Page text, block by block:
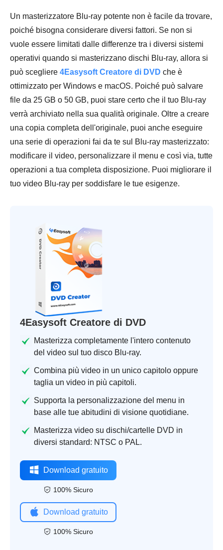
Un masterizzatore Blu-ray potente non è facile da trovare,
poiché bisogna considerare diversi fattori. Se non si
vuole essere limitati dalle differenze tra i diversi sistemi
operativi quando si masterizzano dischi Blu-ray, allora si
può scegliere 4Easysoft Creatore di DVD che è
ottimizzato per Windows e macOS. Poiché può salvare
file da 25 GB o 50 GB, puoi stare certo che il tuo Blu-ray
verrà archiviato nella sua qualità originale. Oltre a creare
una copia completa dell'originale, puoi anche eseguire
una serie di operazioni fai da te sul Blu-ray masterizzato:
modificare il video, personalizzare il menu e così via, tutte
operazioni a tua completa disposizione. Puoi migliorare il
tuo video Blu-ray per soddisfare le tue esigenze.
4Easysoft Creatore di DVD
Masterizza completamente l'intero contenuto
del video sul tuo disco Blu-ray.
Combina più video in un unico capitolo oppure
taglia un video in più capitoli.
Supporta la personalizzazione del menu in
base alle tue abitudini di visione quotidiane.
Masterizza video su dischi/cartelle DVD in
diversi standard: NTSC o PAL.
Download gratuito
100% Sicuro
Download gratuito
100% Sicuro